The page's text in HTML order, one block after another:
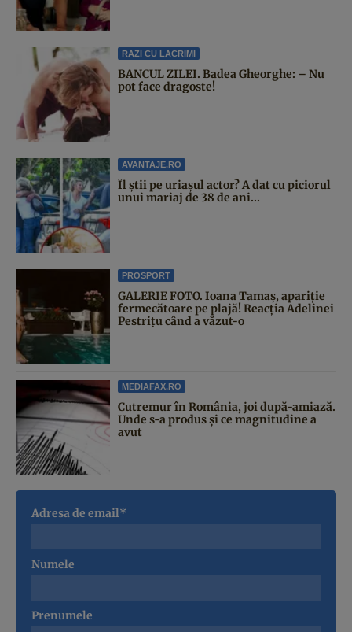
RAZI CU LACRIMI
BANCUL ZILEI. Badea Gheorghe: – Nu
pot face dragoste!
AVANTAJE.RO
Îl știi pe uriașul actor? A dat cu piciorul
unui mariaj de 38 de ani...
PROSPORT
GALERIE FOTO. Ioana Tamaş, apariție
fermecătoare pe plajă! Reacția Adelinei
Pestrițu când a văzut-o
MEDIAFAX.RO
Cutremur în România, joi după-amiază.
Unde s-a produs și ce magnitudine a
avut
Adresa de email*
Numele
Prenumele